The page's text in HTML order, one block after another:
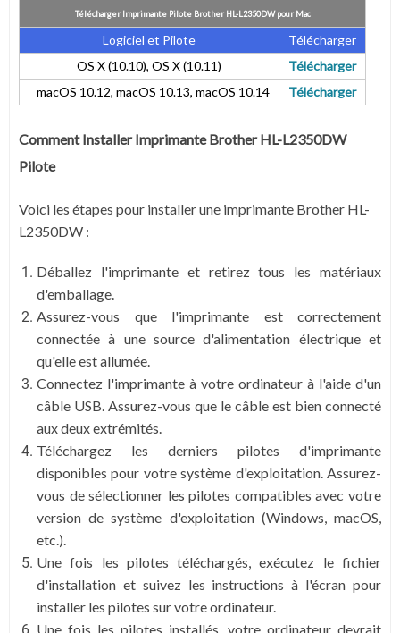
Télécharger Imprimante Pilote Brother HL-L2350DW pour Mac
Logiciel et Pilote
Télécharger
OS X (10.10), OS X (10.11)
Télécharger
macOS 10.12, macOS 10.13, macOS 10.14
Télécharger
Comment Installer Imprimante Brother HL-L2350DW
Pilote
Voici les étapes pour installer une imprimante Brother HL-
L2350DW :
Déballez l'imprimante et retirez tous les matériaux
d'emballage.
Assurez-vous que l'imprimante est correctement
connectée à une source d'alimentation électrique et
qu'elle est allumée.
Connectez l'imprimante à votre ordinateur à l'aide d'un
câble USB. Assurez-vous que le câble est bien connecté
aux deux extrémités.
Téléchargez les derniers pilotes d'imprimante
disponibles pour votre système d'exploitation. Assurez-
vous de sélectionner les pilotes compatibles avec votre
version de système d'exploitation (Windows, macOS,
etc.).
Une fois les pilotes téléchargés, exécutez le fichier
d'installation et suivez les instructions à l'écran pour
installer les pilotes sur votre ordinateur.
Une fois les pilotes installés, votre ordinateur devrait